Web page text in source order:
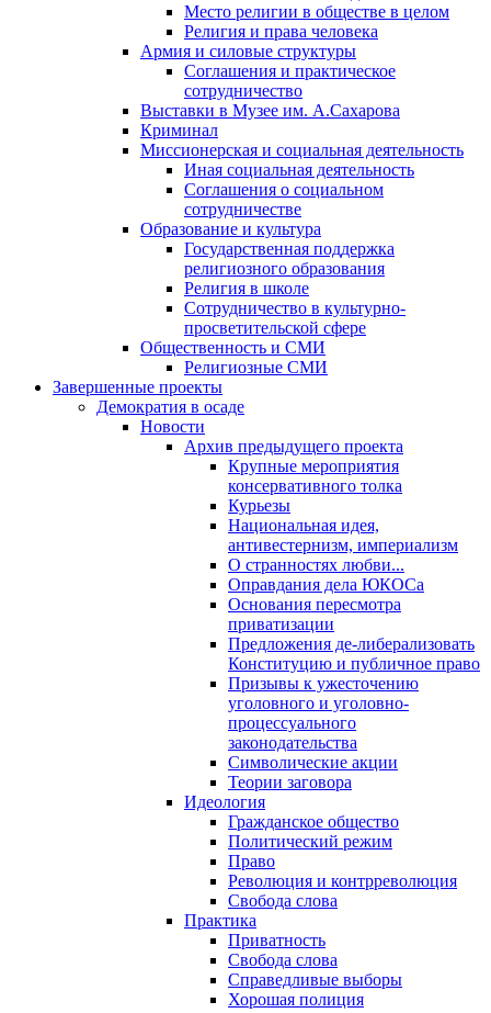
Место религии в обществе в целом
Религия и права человека
Армия и силовые структуры
Соглашения и практическое
сотрудничество
Выставки в Музее им. А.Сахарова
Криминал
Миссионерская и социальная деятельность
Иная социальная деятельность
Соглашения о социальном
сотрудничестве
Образование и культура
Государственная поддержка
религиозного образования
Религия в школе
Сотрудничество в культурно-
просветительской сфере
Общественность и СМИ
Религиозные СМИ
Завершенные проекты
Демократия в осаде
Новости
Архив предыдущего проекта
Крупные мероприятия
консервативного толка
Курьезы
Национальная идея,
антивестернизм, империализм
О странностях любви...
Оправдания дела ЮКОСа
Основания пересмотра
приватизации
Предложения де-либерализовать
Конституцию и публичное право
Призывы к ужесточению
уголовного и уголовно-
процессуального
законодательства
Символические акции
Теории заговора
Идеология
Гражданское общество
Политический режим
Право
Революция и контрреволюция
Свобода слова
Практика
Приватность
Свобода слова
Справедливые выборы
Хорошая полиция